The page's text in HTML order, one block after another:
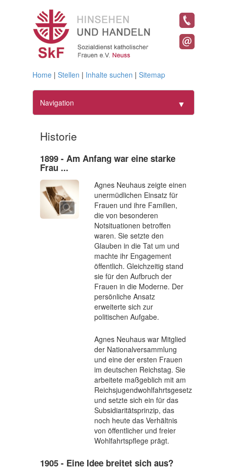
Home | Stellen | Inhalte suchen | Sitemap
Navigation ▼
Bildung
Engagement & Spenden
Historie
1899 - Am Anfang war eine starke
Frau ...
Agnes Neuhaus zeigte einen
unermüdlichen Einsatz für
Frauen und ihre Familien,
die von besonderen
Notsituationen betroffen
waren. Sie setzte den
Glauben in die Tat um und
machte ihr Engagement
öffentlich. Gleichzeitig stand
sie für den Aufbruch der
Frauen in die Moderne. Der
persönliche Ansatz
erweiterte sich zur
politischen Aufgabe.
Agnes Neuhaus war Mitglied
der Nationalversammlung
und eine der ersten Frauen
im deutschen Reichstag. Sie
arbeitete maßgeblich mit am
Reichsjugendwohlfahrtsgesetz
und setzte sich ein für das
Subsidiaritätsprinzip, das
noch heute das Verhältnis
von öffentlicher und freier
Wohlfahrtspflege prägt.
1905 - Eine Idee breitet sich aus?